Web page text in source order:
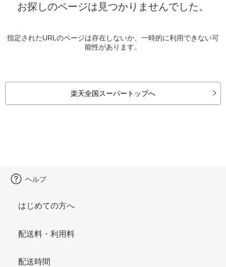
お探しのページは見つかりませんでした。
指定されたURLのページは存在しないか、一時的に利用できない可
能性があります。
楽天全国スーパートップへ
ヘルプ
はじめての方へ
配送料・利用料
配送時間